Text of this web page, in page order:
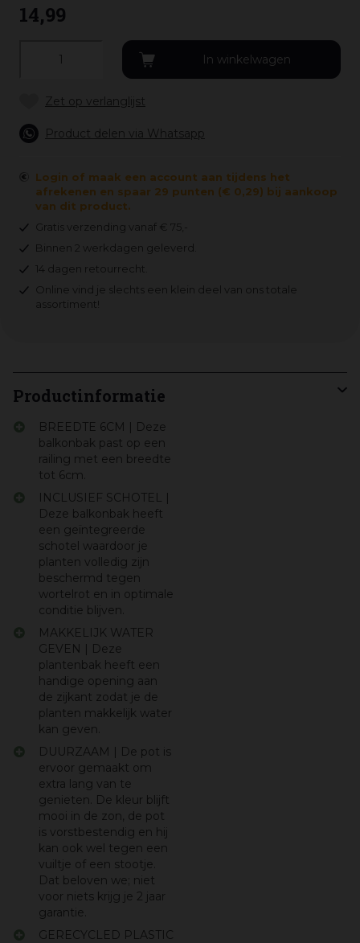
14,99
Product delen via Whatsapp
Login of maak een account aan tijdens het
afrekenen en spaar 29 punten (€ 0,29) bij aankoop
van dit product.
Gratis verzending vanaf € 75,-
Binnen 2 werkdagen geleverd.
14 dagen retourrecht.
Online vind je slechts een klein deel van ons totale
assortiment!
Productinformatie
BREEDTE 6CM | Deze
balkonbak past op een
railing met een breedte
tot 6cm.
INCLUSIEF SCHOTEL |
Deze balkonbak heeft
een geïntegreerde
schotel waardoor je
planten volledig zijn
beschermd tegen
wortelrot en in optimale
conditie blijven.
MAKKELIJK WATER
GEVEN | Deze
plantenbak heeft een
handige opening aan
de zijkant zodat je de
planten makkelijk water
kan geven.
DUURZAAM | De pot is
ervoor gemaakt om
extra lang van te
genieten. De kleur blijft
mooi in de zon, de pot
is vorstbestendig en hij
kan ook wel tegen een
vuiltje of een stootje.
Dat beloven we; niet
voor niets krijg je 2 jaar
garantie.
GERECYCLED PLASTIC